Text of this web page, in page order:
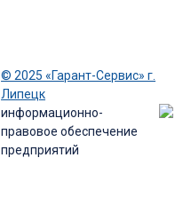
© 2025 «Гарант-Сервис» г.
Липецк
информационно-
правовое обеспечение
предприятий